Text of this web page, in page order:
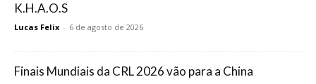
K.H.A.O.S
Lucas Felix - 6 de agosto de 2026
Finais Mundiais da CRL 2026 vão para a China